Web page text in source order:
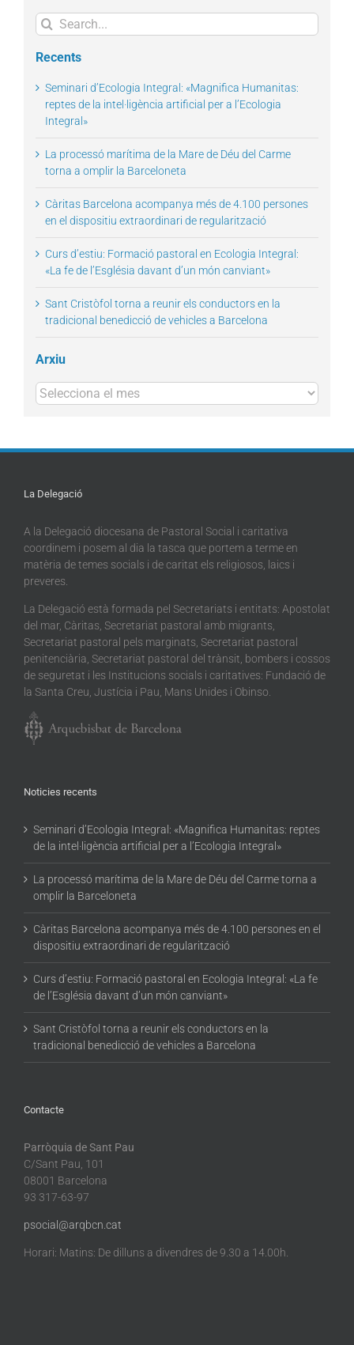
Search
for:
Recents
Seminari d’Ecologia Integral: «Magnifica Humanitas:
reptes de la intel·ligència artificial per a l’Ecologia
Integral»
La processó marítima de la Mare de Déu del Carme
torna a omplir la Barceloneta
Càritas Barcelona acompanya més de 4.100 persones
en el dispositiu extraordinari de regularització
Curs d’estiu: Formació pastoral en Ecologia Integral:
«La fe de l’Església davant d’un món canviant»
Sant Cristòfol torna a reunir els conductors en la
tradicional benedicció de vehicles a Barcelona
Arxiu
Arxius
La Delegació
A la Delegació diocesana de Pastoral Social i caritativa
coordinem i posem al dia la tasca que portem a terme en
matèria de temes socials i de caritat els religiosos, laics i
preveres.
La Delegació està formada pel Secretariats i entitats: Apostolat
del mar, Càritas, Secretariat pastoral amb migrants,
Secretariat pastoral pels marginats, Secretariat pastoral
penitenciària, Secretariat pastoral del trànsit, bombers i cossos
de seguretat i les Institucions socials i caritatives: Fundació de
la Santa Creu, Justícia i Pau, Mans Unides i Obinso.
Noticies recents
Seminari d’Ecologia Integral: «Magnifica Humanitas: reptes
de la intel·ligència artificial per a l’Ecologia Integral»
La processó marítima de la Mare de Déu del Carme torna a
omplir la Barceloneta
Càritas Barcelona acompanya més de 4.100 persones en el
dispositiu extraordinari de regularització
Curs d’estiu: Formació pastoral en Ecologia Integral: «La fe
de l’Església davant d’un món canviant»
Sant Cristòfol torna a reunir els conductors en la
tradicional benedicció de vehicles a Barcelona
Contacte
Parròquia de Sant Pau
C/Sant Pau, 101
08001 Barcelona
93 317-63-97
psocial@arqbcn.cat
Horari: Matins: De dilluns a divendres de 9.30 a 14.00h.